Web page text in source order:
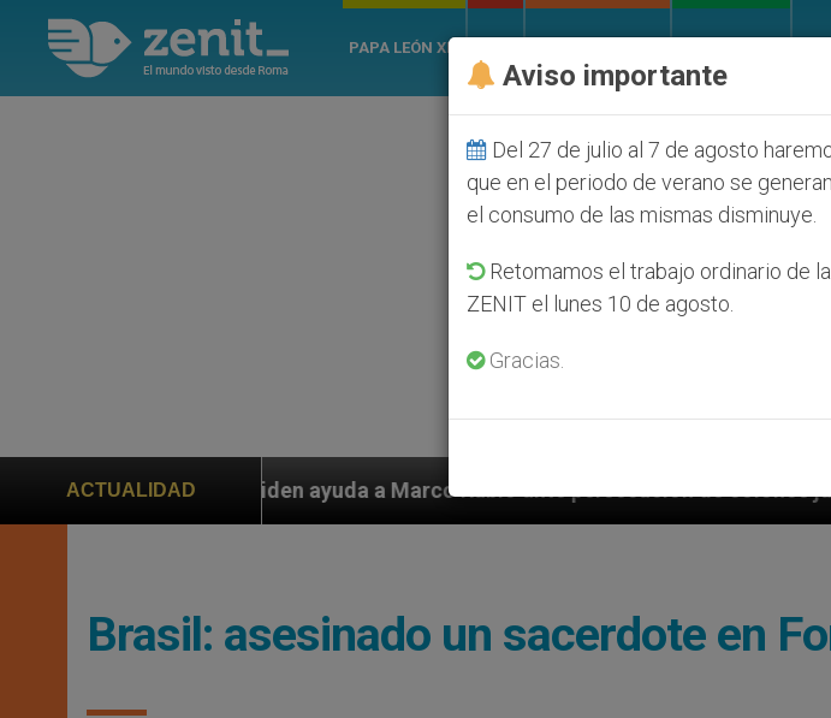
PAPA LEÓN XIV
ACTUALIDAD
piden ayuda a Marco Rubio ante persecución de colonos judíos que afecta a
Brasil: asesinado un sacerdote en
Aviso importante
Del 27 de julio al 7 de agosto
que en el periodo de verano se
el consumo de las mismas disminuye.
Retomamos el trabajo ordinario de
ZENIT el lunes 10 de agosto.
Gracias.